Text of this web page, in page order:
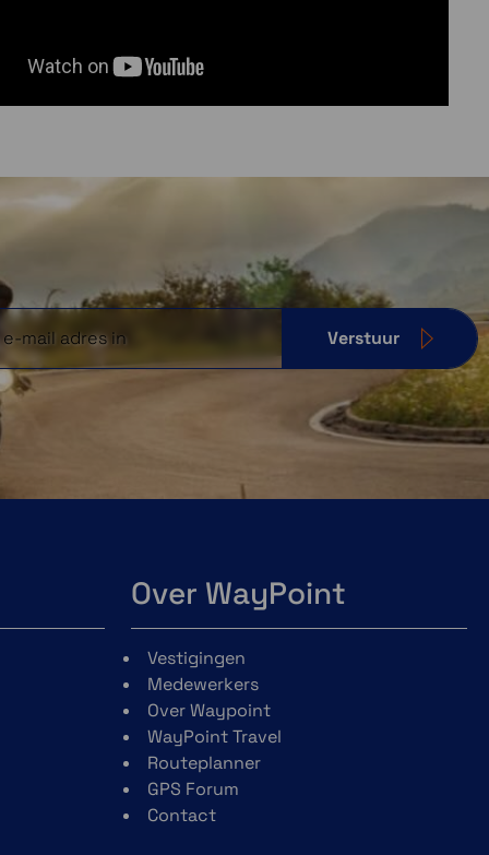
Verstuur
Over WayPoint
Vestigingen
Medewerkers
Over Waypoint
WayPoint Travel
Routeplanner
GPS Forum
Contact